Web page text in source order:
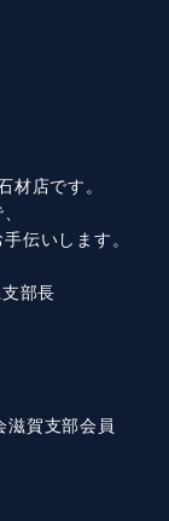
材店です。
伝いします。
部長
賀支部会員